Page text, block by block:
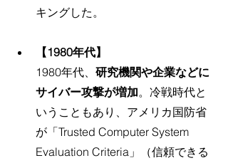
キングした。
【1980年代】
1980年代、 研究機関や企業などに
サイバー攻撃が増加。冷戦時代と
いうこともあり、アメリカ国防省
が「Trusted Computer System
Evaluation Criteria」（信頼できる